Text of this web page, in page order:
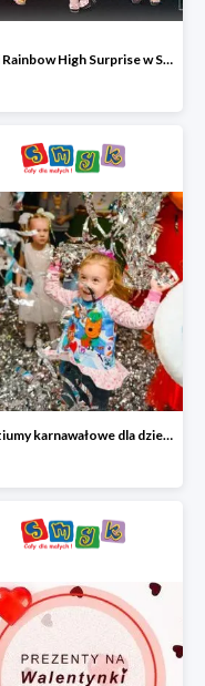
Lalki Rainbow High Surprise w Smyku do -35%
Kostiumy karnawałowe dla dzieci w Smyku do -40%